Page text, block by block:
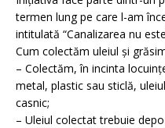
termen lung pe care l-am
intitulată “Canalizarea nu
Cum colectăm uleiul și
– Colectăm, în incinta
metal, plastic sau sticlă,
casnic;
– Uleiul colectat trebuie